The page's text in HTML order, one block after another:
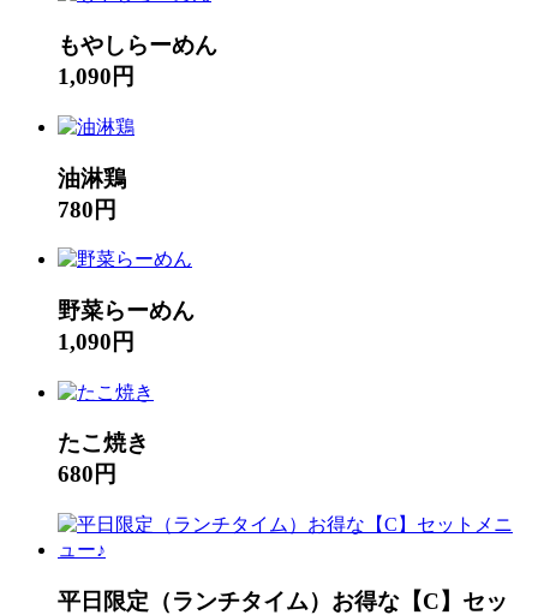
もやしらーめん
1,090円
油淋鶏
780円
野菜らーめん
1,090円
たこ焼き
680円
平日限定（ランチタイム）お得な【C】セッ